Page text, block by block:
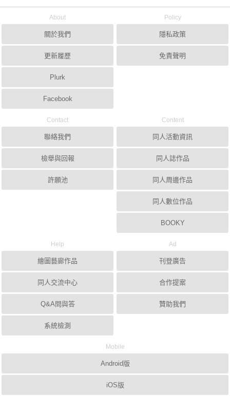
About
關於我們
更新履歷
Plurk
Facebook
Policy
隱私政策
免責聲明
Contact
聯絡我們
檢舉與回報
許願池
Content
同人活動資訊
同人誌作品
同人周邊作品
同人數位作品
BOOKY
Help
繪圖藝廊作品
同人交流中心
Q&A問與答
系統檢測
Ad
刊登廣告
合作提案
贊助我們
Mobile
Android版
iOS版